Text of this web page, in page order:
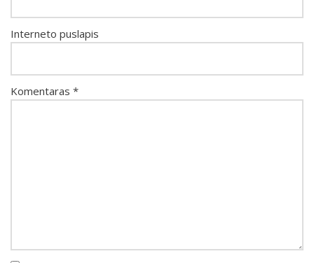
Interneto puslapis
Komentaras *